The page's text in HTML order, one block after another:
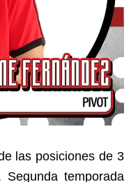
las posiciones de 3
temporada